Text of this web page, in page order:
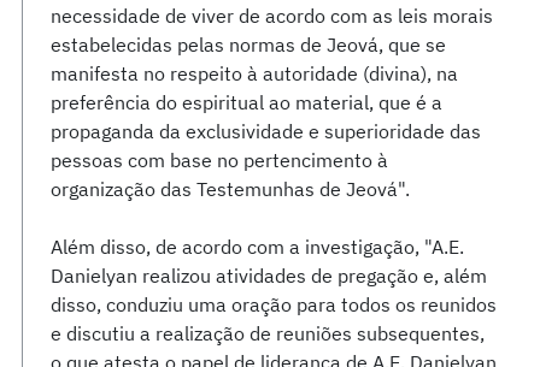
necessidade de viver de acordo com as leis morais
estabelecidas pelas normas de Jeová, que se
manifesta no respeito à autoridade (divina), na
preferência do espiritual ao material, que é a
propaganda da exclusividade e superioridade das
pessoas com base no pertencimento à
organização das Testemunhas de Jeová".
Além disso, de acordo com a investigação, "A.E.
Danielyan realizou atividades de pregação e, além
disso, conduziu uma oração para todos os reunidos
e discutiu a realização de reuniões subsequentes,
o que atesta o papel de liderança de A.E. Danielyan